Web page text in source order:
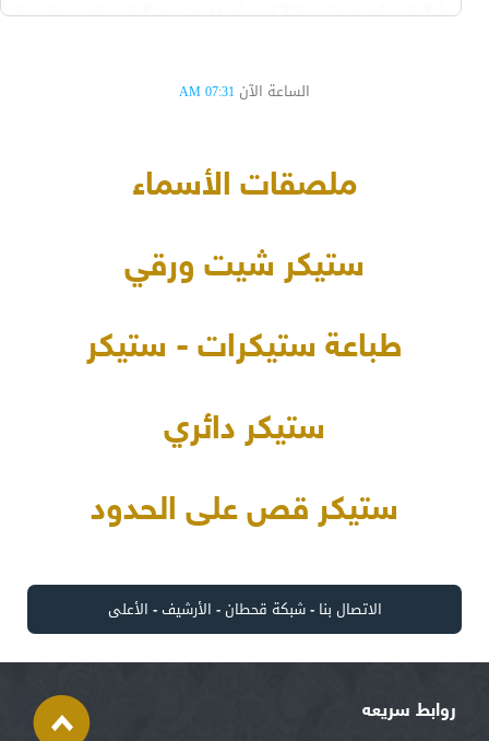
الساعة الآن 07:31 AM
ملصقات الأسماء
ستيكر شيت ورقي
طباعة ستيكرات - ستيكر
ستيكر دائري
ستيكر قص على الحدود
الاتصال بنا -شبكة قحطان- الأرشيف- الأعلى
روابط سريعه